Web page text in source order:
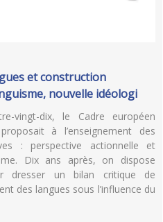
et construction
nouvelle idéologi
vingt-dix, le Cadre européen
à l’enseignement des
: perspective actionnelle et
Dix ans après, on dispose
dresser un bilan critique de
des langues sous l’influence du